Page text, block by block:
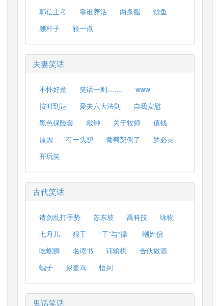
韩信主考
靠谁养活 两条腿
鲸鱼
腰杆子
轻一点
夫妻笑话
不怀好意 笑话一则........
www
按时到达
愛夫六大法則
自我安慰
黑色保险套
敲钟 关于牧师
值钱
原因
有一头驴 葡萄架倒了
罗必灵
开玩笑
古代笑话
请勿乱打手势 苏东坡 高科技
咏物
七月儿
狠干 “干”与“操”
嘲姓倪
吃螺狮
名读书 讳输棋
合伙做酒
蚬子
尿壶骂 悟到
鬼话笑话